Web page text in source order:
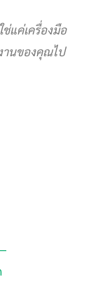
ช่แค่เครื่องมือ
านของคุณไป